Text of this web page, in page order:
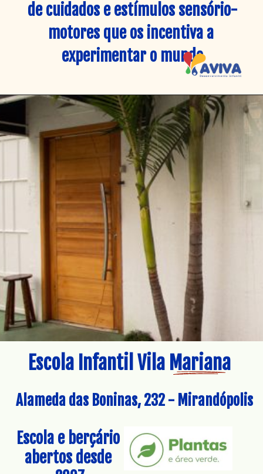
de cuidados e estímulos sensório-
motores que os incentiva a
experimentar o mundo
Escola Infantil Vila Mariana
Alameda das Boninas, 232 - Mirandópolis
Escola e berçário
abertos desde